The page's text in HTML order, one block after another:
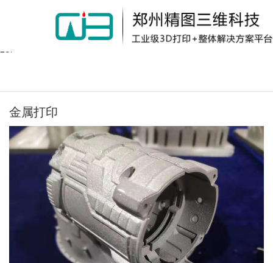
file_put_contents(/home/wkb114wlk4bu1i1/wwwroot/source/cache/
failed to open stream: Permission denied in
/home/wkb114wlk4bu1i1/wwwroot/source/model/api.class.php on line
金属打印